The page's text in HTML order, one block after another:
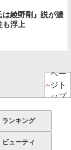
綾野剛』説が濃
浮上
ペー
ジト
ップ
ランキング
ビューティ